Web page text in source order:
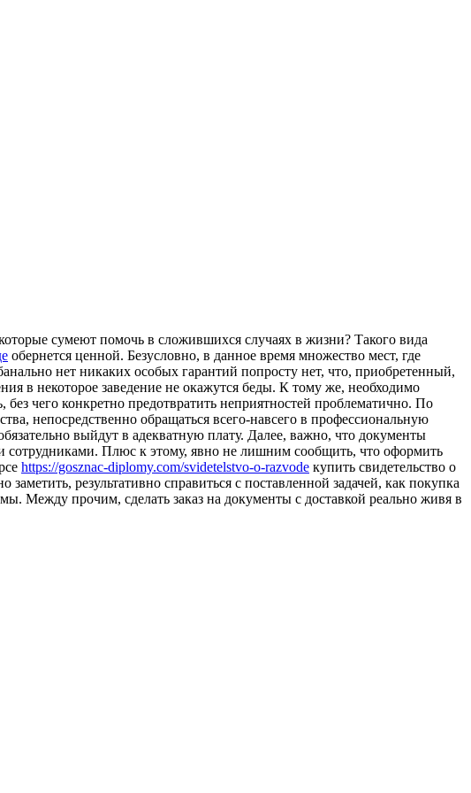
сумеют помочь в сложившихся случаях в жизни? Такого вида
обернется ценной. Безусловно, в данное время множество мест, где
нет никаких особых гарантий попросту нет, что, приобретенный,
в некоторое заведение не окажутся беды. К тому же, необходимо
чего конкретно предотвратить неприятностей проблематично. По
непосредственно обращаться всего-навсего в профессиональную
выйдут в адекватную плату. Далее, важно, что документы
сотрудниками. Плюс к этому, явно не лишним сообщить, что оформить
https://gosznac-diplomy.com/svidetelstvo-o-razvode купить свидетельство о
результативно справиться с поставленной задачей, как покупка
Между прочим, сделать заказ на документы с доставкой реально живя в